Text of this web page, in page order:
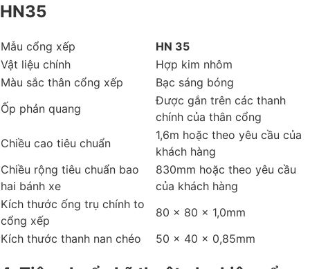
HN35
Mẫu cổng xếp
HN 35
Vật liệu chính
Hợp kim nhôm
Màu sắc thân cổng xếp
Bạc sáng bóng
Ốp phản quang
Được gắn trên các thanh
chính của thân cổng
Chiều cao tiêu chuẩn
1,6m hoặc theo yêu cầu của
khách hàng
Chiều rộng tiêu chuẩn bao
hai bánh xe
830mm hoặc theo yêu cầu
của khách hàng
Kích thước ống trụ chính to
cổng xếp
80 x 80 x 1,0mm
Kích thước thanh nan chéo
50 x 40 x 0,85mm